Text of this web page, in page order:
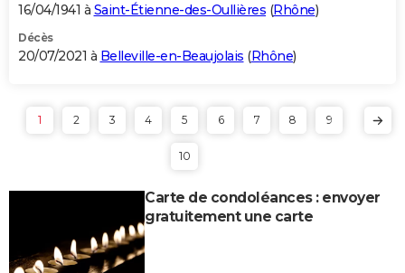
16/04/1941 à Saint-Étienne-des-Oullières (Rhône)
Décès
20/07/2021 à Belleville-en-Beaujolais (Rhône)
1 2 3 4 5 6 7 8 9
10
Carte de condoléances : envoyer
gratuitement une carte